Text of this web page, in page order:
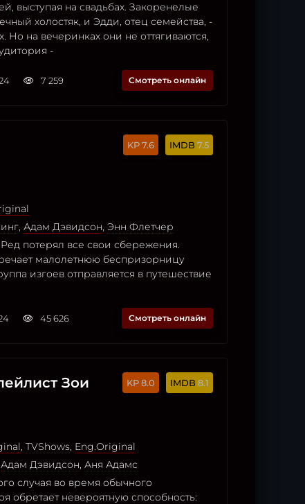
выступая на свадьбах. Закоренелые
холостяк, и Эдди, отец семейства, -
Но на вечеринках они не оттягиваются,
-
7 259 Смотреть онлайн
7.6 7.5
, Адам Дэвидсон, Энн Флетчер
потерял все свои сбережения.
малолетнюю беспризорницу
изгоев отправляется в путешествие
45 626 Смотреть онлайн
Зои 8.0 8.1
, TVShows, Eng.Original
Адам Дэвидсон, Аня Адамс
случая во время обычного
обретает невероятную способность: